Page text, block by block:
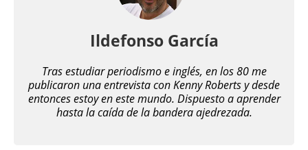
Ildefonso García
Tras estudiar periodismo e inglés, en los 80 me
publicaron una entrevista con Kenny Roberts y desde
entonces estoy en este mundo. Dispuesto a aprender
hasta la caída de la bandera ajedrezada.